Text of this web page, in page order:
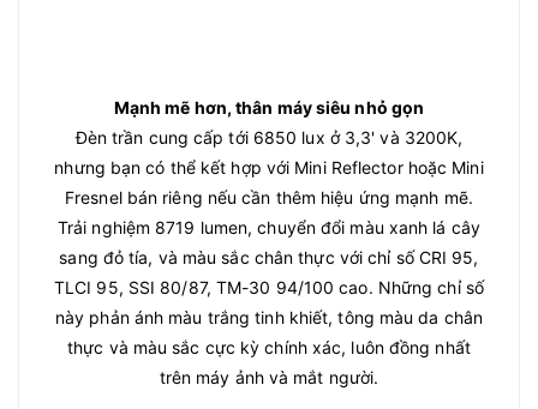
Mạnh mẽ hơn, thân máy siêu nhỏ gọn
Đèn trần cung cấp tới 6850 lux ở 3,3' và 3200K,
nhưng bạn có thể kết hợp với Mini Reflector hoặc Mini
Fresnel bán riêng nếu cần thêm hiệu ứng mạnh mẽ.
Trải nghiệm 8719 lumen, chuyển đổi màu xanh lá cây
sang đỏ tía, và màu sắc chân thực với chỉ số CRI 95,
TLCI 95, SSI 80/87, TM-30 94/100 cao. Những chỉ số
này phản ánh màu trắng tinh khiết, tông màu da chân
thực và màu sắc cực kỳ chính xác, luôn đồng nhất
trên máy ảnh và mắt người.